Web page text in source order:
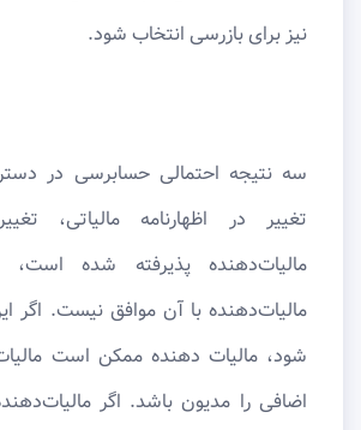
نیز برای بازرسی انتخاب شود.
سه نتیجه احتمالی حسابرسی در
تغییر در اظهارنامه مالیاتی،
مالیات‌دهنده پذیرفته شده است،
مالیات‌دهنده با آن موافق نیست. اگر
شود، مالیات دهنده ممکن است
اضافی را مدیون باشد. اگر